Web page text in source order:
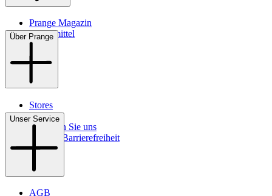
Prange Magazin
Pflegemittel
Über Prange
Stores
Kontakt
So finden Sie uns
Digitale Barrierefreiheit
Unser Service
AGB